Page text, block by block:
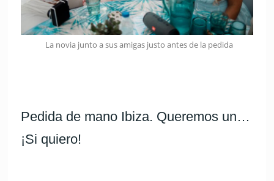
La novia junto a sus amigas justo antes de la pedida
Pedida de mano Ibiza. Queremos un…
¡Si quiero!